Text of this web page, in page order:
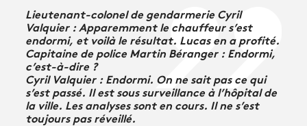
Lieutenant-colonel de gendarmerie Cyril
Valquier : Apparemment le chauffeur s’est
endormi, et voilà le résultat. Lucas en a profité.
Capitaine de police Martin Béranger : Endormi,
c’est-à-dire ?
Cyril Valquier : Endormi. On ne sait pas ce qui
s’est passé. Il est sous surveillance à l’hôpital de
la ville. Les analyses sont en cours. Il ne s’est
toujours pas réveillé.